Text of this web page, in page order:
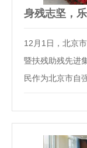
12月1日，北京
暨扶残助残先进
民作为北京市自
参政议政，争取